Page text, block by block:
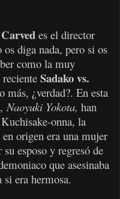
Carved es el director
os diga nada, pero si os
como la muy
Sadako vs.
más, ¿verdad?. En esta
Naoyuki Yokota, han
onna, la
origen era una mujer
esposo y regresó de
que asesinaba
si era hermosa.